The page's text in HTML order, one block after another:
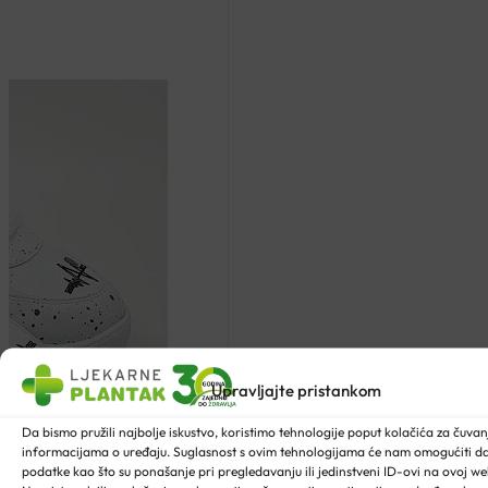
Upravljajte pristankom
Da bismo pružili najbolje iskustvo, koristimo tehnologije poput kolačića za
informacijama o uređaju. Suglasnost s ovim tehnologijama će nam omogućiti
podatke kao što su ponašanje pri pregledavanju ili jedinstveni ID-ovi na ovoj